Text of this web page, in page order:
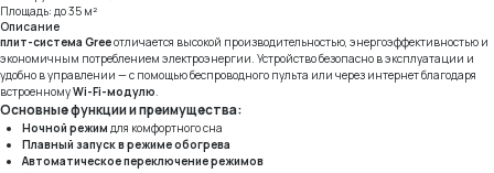
Площадь: до 35 м²
Описание
плит-система Greeотличается высокой производительностью, энергоэффективностью и
экономичным потреблением электроэнергии. Устройство безопасно в эксплуатации и
удобно в управлении — с помощью беспроводного пульта или через интернет благодаря
встроенномуWi-Fi-модулю.
Основные функции и преимущества:
Ночной режим для комфортного сна
Плавный запуск в режиме обогрева
Автоматическое переключение режимов